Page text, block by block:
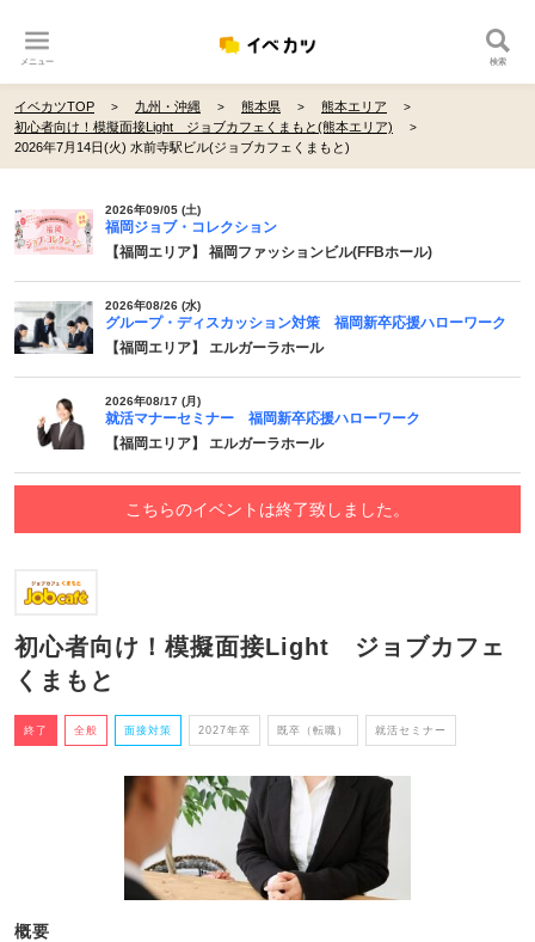
メニュー 検索
イベカツTOP 九州・沖縄 熊本県
熊本エリア
初心者向け！模擬面接Light ジョブカフェくまもと(熊本エリア)
2026年7月14日(火) 水前寺駅ビル(ジョブカフェくまもと)
2026年09/05 (土)
福岡ジョブ・コレクション
【福岡エリア】 福岡ファッションビル(FFBホール)
2026年08/26 (水)
グループ・ディスカッション対策 福岡新卒応援ハローワーク
【福岡エリア】 エルガーラホール
2026年08/17 (月)
就活マナーセミナー 福岡新卒応援ハローワーク
【福岡エリア】 エルガーラホール
こちらのイベントは終了致しました。
初心者向け！模擬面接Light ジョブカフェ
くまもと
終了 全般 面接対策 2027年卒 既卒（転職） 就活セミナー
概要